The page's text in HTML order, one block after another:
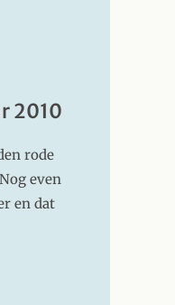
2010
rode
even
en dat